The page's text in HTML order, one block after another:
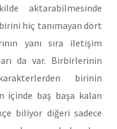
aktarabilmesinde
hiç tanımayan dört
yanı sıra iletişim
da var. Birbirlerinin
birinin
içinde baş başa kalan
biliyor diğeri sadece